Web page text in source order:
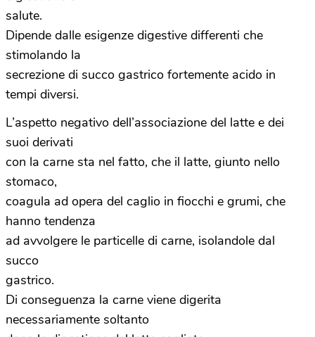
salute.
Dipende dalle esigenze digestive differenti che
stimolando la
secrezione di succo gastrico fortemente acido in
tempi diversi.
L’aspetto negativo dell’associazione del latte e dei
suoi derivati
con la carne sta nel fatto, che il latte, giunto nello
stomaco,
coagula ad opera del caglio in fiocchi e grumi, che
hanno tendenza
ad avvolgere le particelle di carne, isolandole dal
succo
gastrico.
Di conseguenza la carne viene digerita
necessariamente soltanto